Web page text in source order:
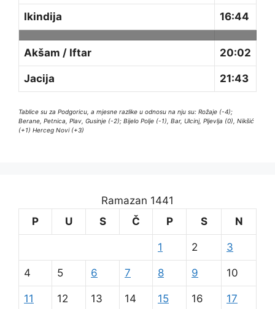
Ikindija 16:44
Akšam / Iftar 20:02
Jacija 21:43
Tablice su za Podgoricu, a mjesne razlike u odnosu na nju su: Rožaje (-4);
Berane, Petnica, Plav, Gusinje (-2); Bijelo Polje (-1), Bar, Ulcinj, Pljevlja (0), Nikšić
(+1) Herceg Novi (+3)
Ramazan 1441
P
U S Č P S N
1 2 3
4 5 6 7 8 9 10
11 12 13 14 15 16 17